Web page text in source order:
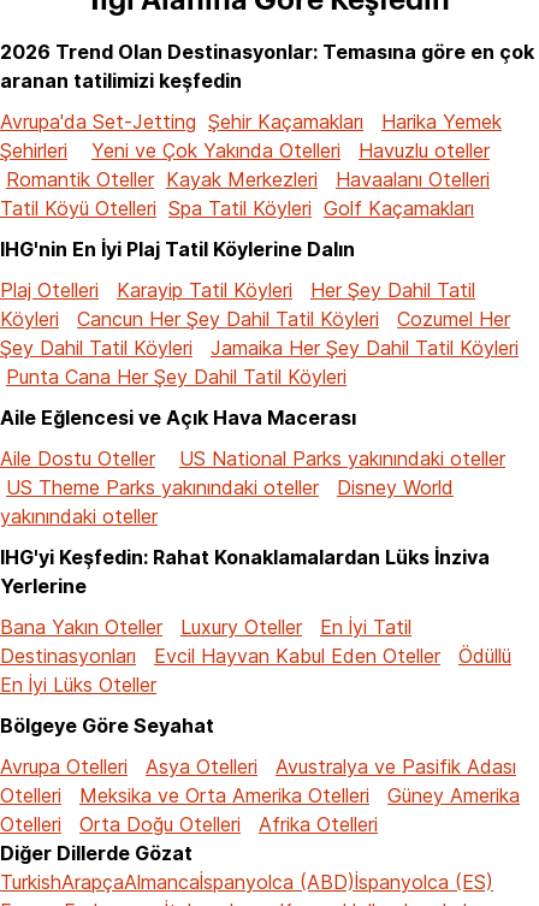
2026 Trend Olan Destinasyonlar: Temasına göre en çok
aranan tatilimizi keşfedin
Avrupa'da Set-Jetting Şehir Kaçamakları
Harika Yemek
Şehirleri
Yeni ve Çok Yakında Otelleri
Havuzlu oteller
Romantik Oteller Kayak Merkezleri
Havaalanı Otelleri
Tatil Köyü Otelleri Spa Tatil Köyleri Golf Kaçamakları
IHG'nin En İyi Plaj Tatil Köylerine Dalın
Plaj Otelleri
Karayip Tatil Köyleri
Her Şey Dahil Tatil
Köyleri
Cancun Her Şey Dahil Tatil Köyleri
Cozumel Her
Şey Dahil Tatil Köyleri
Jamaika Her Şey Dahil Tatil Köyleri
Punta Cana Her Şey Dahil Tatil Köyleri
Aile Eğlencesi ve Açık Hava Macerası
Aile Dostu Oteller
US National Parks yakınındaki oteller
US Theme Parks yakınındaki oteller
Disney World
yakınındaki oteller
IHG'yi Keşfedin: Rahat Konaklamalardan Lüks İnziva
Yerlerine
Bana Yakın Oteller
Luxury Oteller
En İyi Tatil
Destinasyonları
Evcil Hayvan Kabul Eden Oteller
Ödüllü
En İyi Lüks Oteller
Bölgeye Göre Seyahat
Avrupa Otelleri
Asya Otelleri
Avustralya ve Pasifik Adası
Otelleri
Meksika ve Orta Amerika Otelleri
Güney Amerika
Otelleri
Orta Doğu Otelleri
Afrika Otelleri
Diğer Dillerde Gözat
TurkishArapçaAlmancaİspanyolca (ABD)İspanyolca (ES)